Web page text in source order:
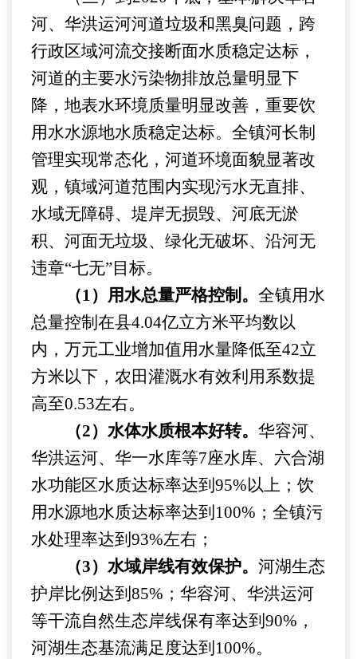
河、华洪运河河道垃圾和黑臭问题，跨
行政区域河流交接断面水质稳定达标，
河道的主要水污染物排放总量明显下
降，地表水环境质量明显改善，重要饮
用水水源地水质稳定达标。全镇河长制
管理实现常态化，河道环境面貌显著改
观，镇域河道范围内实现污水无直排、
水域无障碍、堤岸无损毁、河底无淤
积、河面无垃圾、绿化无破坏、沿河无
违章“七无”目标。
（1）用水总量严格控制。 全镇用水
总量控制在县4.04亿立方米平均数以
内，万元工业增加值用水量降低至42立
方米以下，农田灌溉水有效利用系数提
高至0.53左右。
（2）水体水质根本好转。 华容河、
华洪运河、华一水库等7座水库、六合湖
水功能区水质达标率达到95%以上；饮
用水源地水质达标率达到100%；全镇污
水处理率达到93%左右；
（3）水域岸线有效保护。 河湖生态
护岸比例达到 85%；华容河、华洪运河
等干流自然生态岸线保有率达到90%，
河湖生态基流满足度达到100%。